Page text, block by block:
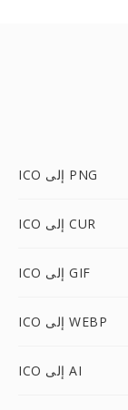
ICO إلى PNG
ICO إلى CUR
ICO إلى GIF
ICO إلى WEBP
ICO إلى AI